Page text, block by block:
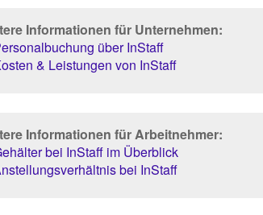
Informationen für Unternehmen:
über InStaff
& Leistungen von InStaff
Informationen für Arbeitnehmer:
bei InStaff im Überblick
bei InStaff